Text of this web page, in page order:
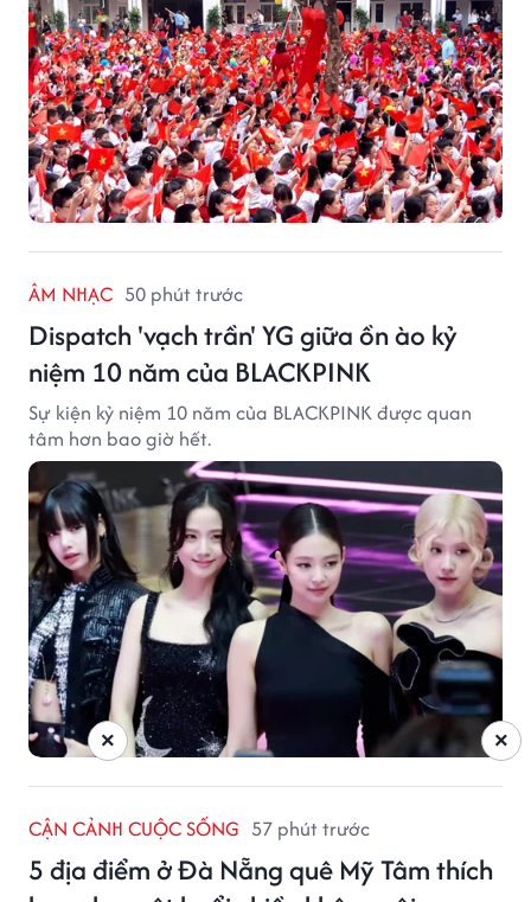
ÂM NHẠC 50 phút trước
Dispatch 'vạch trần' YG giữa ồn ào kỷ
niệm 10 năm của BLACKPINK
Sự kiện kỷ niệm 10 năm của BLACKPINK được quan
tâm hơn bao giờ hết.
CẬN CẢNH CUỘC SỐNG 57 phút trước
5 địa điểm ở Đà Nẵng quê Mỹ Tâm thích
×
×